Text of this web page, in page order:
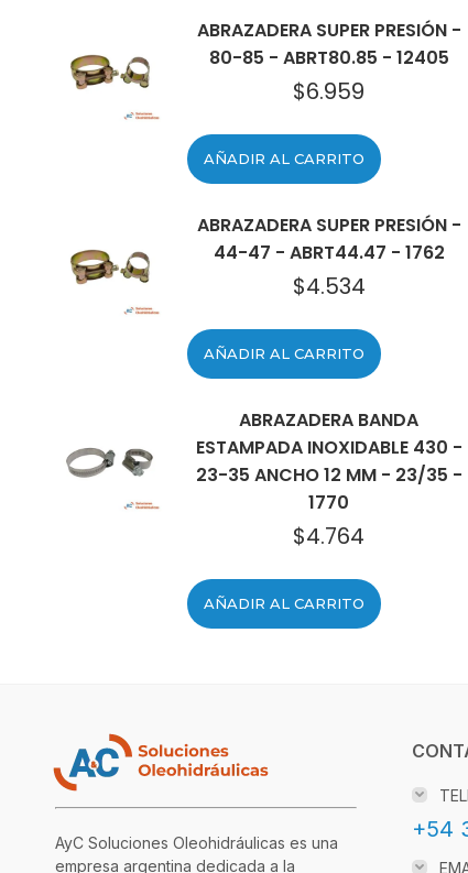
ABRAZADERA SUPER PRESIÓN -
80-85 - ABRT80.85 - 12405
$6.959
AÑADIR AL CARRITO
ABRAZADERA SUPER PRESIÓN -
44-47 - ABRT44.47 - 1762
$4.534
AÑADIR AL CARRITO
ABRAZADERA BANDA
ESTAMPADA INOXIDABLE 430 -
23-35 ANCHO 12 MM - 23/35 -
1770
$4.764
AÑADIR AL CARRITO
AyC Soluciones Oleohidráulicas es una
empresa argentina dedicada a la
+54